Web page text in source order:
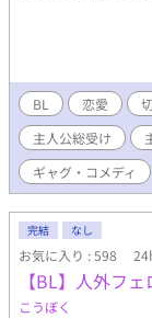
BL 恋愛
主人公総受け
ギャグ・コメディ
完結 なし
お気に入り : 598
【BL】人外フ
こうぼく